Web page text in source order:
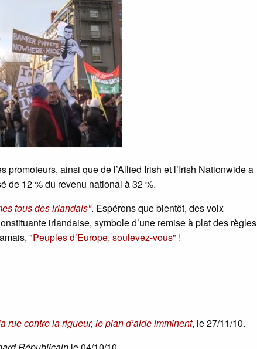
promoteurs, ainsi que de l’Allied Irish et l’Irish Nationwide a
de 12 % du revenu national à 32 %.
tous des irlandais". Espérons que bientôt, des voix
irlandaise, symbole d’une remise à plat des règles
"Peuples d’Europe, soulevez-vous" !
rue contre la rigueur, le plan d’aide imminent, le 27/11/10.